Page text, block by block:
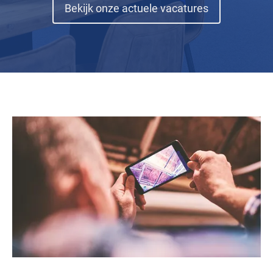
Bekijk onze actuele vacatures(opens in